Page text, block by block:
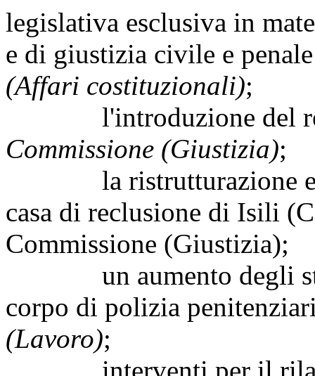
legislativa esclusiva in
e di giustizia civile e
(Affari costituzionali);
l'introduzione del
Commissione (Giustizia);
la ristrutturazione e
casa di reclusione di Isili
Commissione (Giustizia);
un aumento degli
corpo di polizia
(Lavoro);
interventi per il